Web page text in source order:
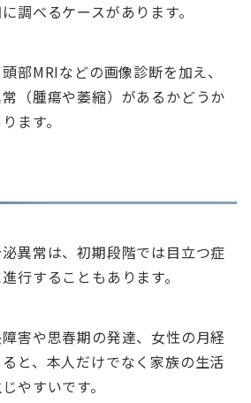
調べるケースがあります。
部MRIなどの画像診断を加え、
（腫瘍や萎縮）があるかどうか
ます。
異常は、初期段階では目立つ症
行することもあります。
害や思春期の発達、女性の月経
と、本人だけでなく家族の生活
やすいです。